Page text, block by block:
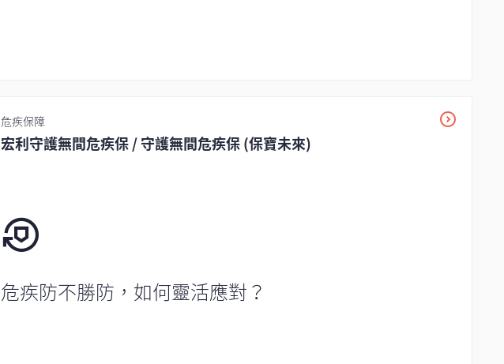
危疾保障
宏利守護無間危疾保 / 守護無間危疾保 (保寶未來)
危疾防不勝防，如何靈活應對？